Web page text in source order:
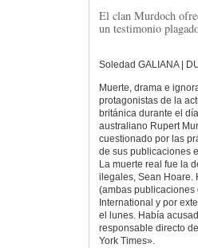
El clan Murdoch
un testimonio
Soledad GALIANA |
Muerte, drama e
protagonistas de la
británica durante el
australiano Rupert
cuestionado por las
de sus publicaciones
La muerte real fue la
ilegales, Sean Hoare.
(ambas publicaciones
International y por
el lunes. Había
responsable directo
York Times».